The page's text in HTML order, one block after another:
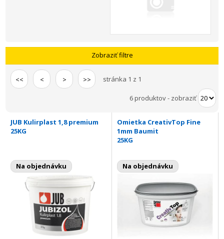
Zobraziť filtre
<< < > >> stránka 1 z 1
6 produktov- zobraziť
JUB Kulirplast 1,8 premium
25KG
Na objednávku
Omietka CreativTop Fine
1mm Baumit
25KG
Na objednávku